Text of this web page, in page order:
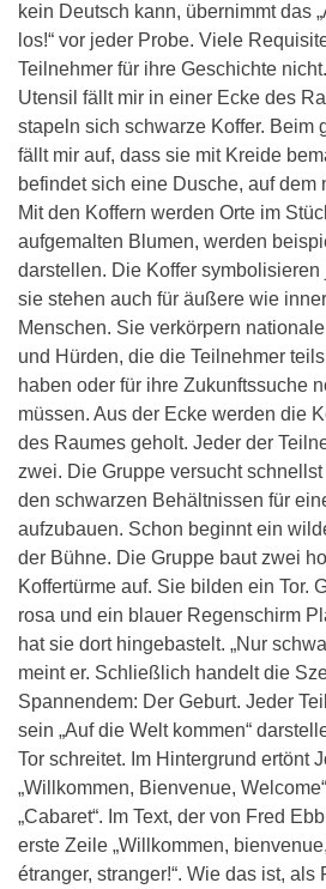
kein Deutsch kann, übernimmt das
los!“ vor jeder Probe. Viele
Teilnehmer für ihre Geschichte
Utensil fällt mir in einer Ecke des
stapeln sich schwarze Koffer. Beim
fällt mir auf, dass sie mit Kreide
befindet sich eine Dusche, auf dem
Mit den Koffern werden Orte im
aufgemalten Blumen, werden
darstellen. Die Koffer symbolisieren
sie stehen auch für äußere wie
Menschen. Sie verkörpern
und Hürden, die die Teilnehmer
haben oder für ihre Zukunftssuche
müssen. Aus der Ecke werden die
des Raumes geholt. Jeder der
zwei. Die Gruppe versucht
den schwarzen Behältnissen für
aufzubauen. Schon beginnt ein
der Bühne. Die Gruppe baut zwei
Koffertürme auf. Sie bilden ein Tor.
rosa und ein blauer Regenschirm
hat sie dort hingebastelt. „Nur
meint er. Schließlich handelt die
Spannendem: Der Geburt. Jeder
sein „Auf die Welt kommen“
Tor schreitet. Im Hintergrund ertönt
„Willkommen, Bienvenue,
„Cabaret“. Im Text, der von Fred
erste Zeile „Willkommen,
étranger, stranger!“. Wie das ist,